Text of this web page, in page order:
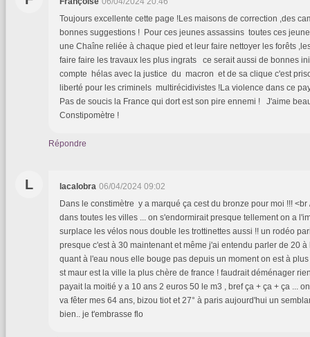
Toujours excellente cette page !Les maisons de correction ,des
bonnes suggestions ! Pour ces jeunes assassins toutes ces
une Chaîne reliée à chaque pied et leur faire nettoyer les forêts
faire faire les travaux les plus ingrats ce serait aussi de bonnes
compte hélas avec la justice du macron et de sa clique c'est
liberté pour les criminels multirécidivistes !La violence dans ce
Pas de soucis la France qui dort est son pire ennemi ! J'aime
Constipomètre !
Répondre
L lacalobra 06/04/2024 09:02
Dans le constimètre y a marqué ça cest du bronze pour moi !!!
dans toutes les villes ... on s'endormirait presque tellement on a
surplace les vélos nous double les trottinettes aussi !! un rodéo
presque c'est à 30 maintenant et même j'ai entendu parler de 20 à
quant à l'eau nous elle bouge pas depuis un moment on est à
st maur est la ville la plus chère de france ! faudrait déménager
payait la moitié y a 10 ans 2 euros 50 le m3 , bref ça + ça + ça ...
va fêter mes 64 ans, bizou tiot et 27° à paris aujourd'hui un
bien.. je t'embrasse flo